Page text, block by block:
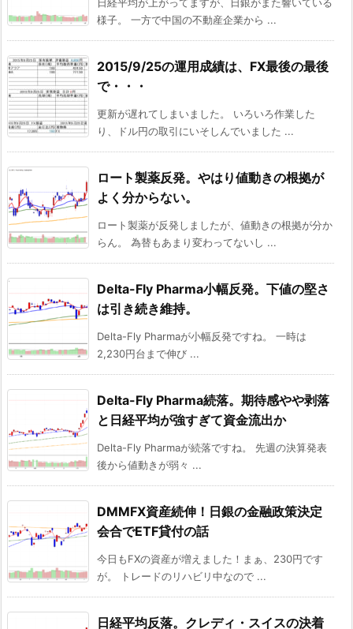
日経平均が上がってますが、日銀がまた響いている
様子。 一方で中国の不動産企業から ...
2015/9/25の運用成績は、FX最後の最後
で・・・
更新が遅れてしまいました。 いろいろ作業した
り、ドル円の取引にいそしんでいました ...
ロート製薬反発。やはり値動きの根拠が
よく分からない。
ロート製薬が反発しましたが、値動きの根拠が分か
らん。 為替もあまり変わってないし ...
Delta-Fly Pharma小幅反発。下値の堅さ
は引き続き維持。
Delta-Fly Pharmaが小幅反発ですね。 一時は
2,230円台まで伸び ...
Delta-Fly Pharma続落。期待感やや剥落
と日経平均が強すぎて資金流出か
Delta-Fly Pharmaが続落ですね。 先週の決算発表
後から値動きが弱々 ...
DMMFX資産続伸！日銀の金融政策決定
会合でETF貸付の話
今日もFXの資産が増えました！まぁ、230円です
が。 トレードのリハビリ中なので ...
日経平均反落。クレディ・スイスの決着